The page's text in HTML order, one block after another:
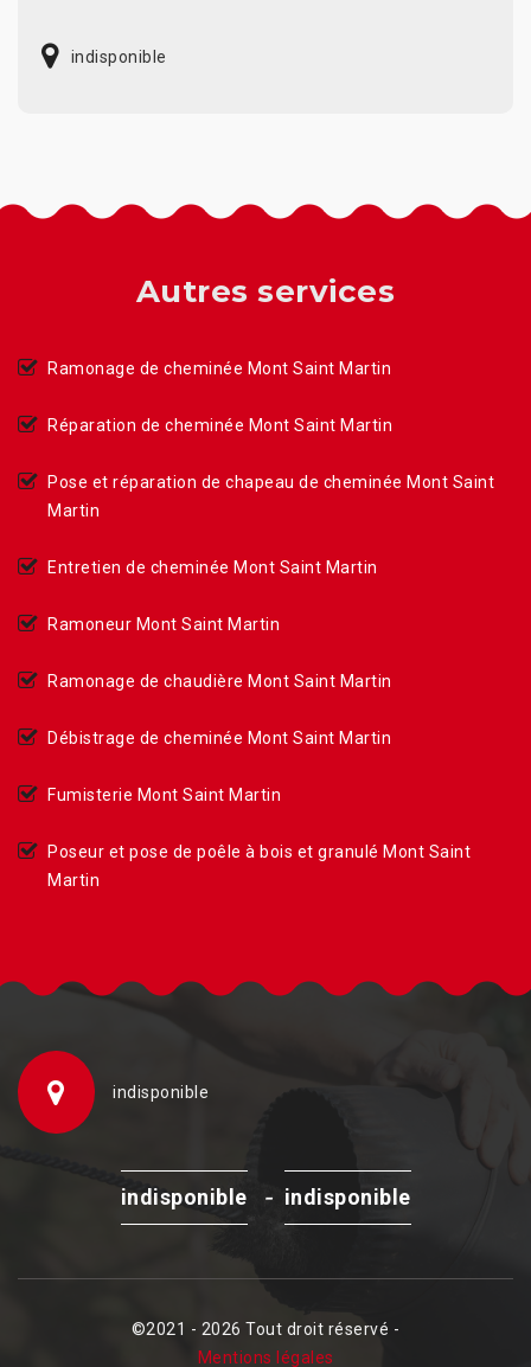
indisponible
Autres services
Ramonage de cheminée Mont Saint Martin
Réparation de cheminée Mont Saint Martin
Pose et réparation de chapeau de cheminée Mont Saint
Martin
Entretien de cheminée Mont Saint Martin
Ramoneur Mont Saint Martin
Ramonage de chaudière Mont Saint Martin
Débistrage de cheminée Mont Saint Martin
Fumisterie Mont Saint Martin
Poseur et pose de poêle à bois et granulé Mont Saint
Martin
indisponible
indisponible - indisponible
©2021 - 2026 Tout droit réservé -
Mentions légales